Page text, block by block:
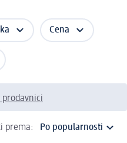
Cena
prodavnici
prema: